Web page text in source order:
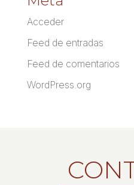
Acceder
Feed de entradas
Feed de comentarios
WordPress.org